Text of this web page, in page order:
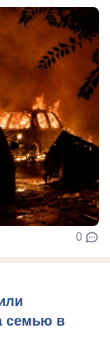
0
семью в